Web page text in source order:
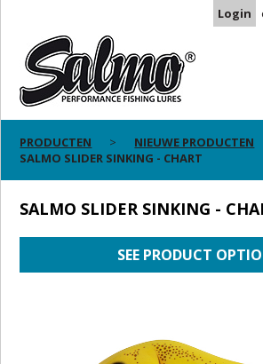
Login
PRODUCTEN
NIEUWE PRODUCTEN
SALMO SLIDER SINKING - CHART
SALMO SLIDER SINKING -
SEE PRODUCT